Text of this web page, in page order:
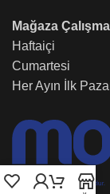
Mağaza
Haftaiçi
Cumartesi
Her Ayın İlk